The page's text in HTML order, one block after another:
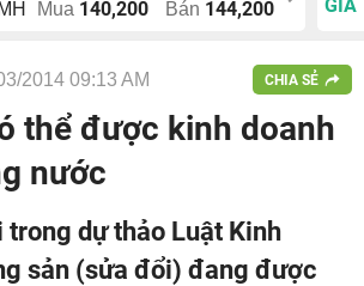
Mua 140,200 Bán 144,200
GIÁ
2014 09:13 AM CHIA SẺ
thể được kinh doanh
nước
dự thảo Luật Kinh
sản (sửa đổi) đang được